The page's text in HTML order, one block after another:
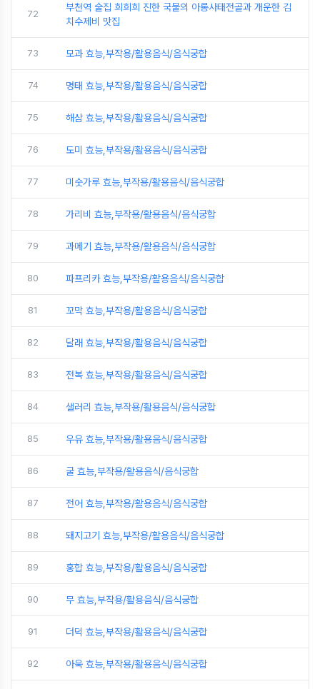
72
부천역 술집 희희희 진한 국물의 아롱사태전골과 개운한 김
치수제비 맛집
73 모과 효능,부작용/활용음식/음식궁합
74 명태 효능,부작용/활용음식/음식궁합
75 해삼 효능,부작용/활용음식/음식궁합
76 도미 효능,부작용/활용음식/음식궁합
77 미숫가루 효능,부작용/활용음식/음식궁합
78 가리비 효능,부작용/활용음식/음식궁합
79 과메기 효능,부작용/활용음식/음식궁합
80 파프리카 효능,부작용/활용음식/음식궁합
81 꼬막 효능,부작용/활용음식/음식궁합
82 달래 효능,부작용/활용음식/음식궁합
83 전복 효능,부작용/활용음식/음식궁합
84 샐러리 효능,부작용/활용음식/음식궁합
85 우유 효능,부작용/활용음식/음식궁합
86 굴 효능,부작용/활용음식/음식궁합
87 전어 효능,부작용/활용음식/음식궁합
88 돼지고기 효능,부작용/활용음식/음식궁합
89 홍합 효능,부작용/활용음식/음식궁합
90 무 효능,부작용/활용음식/음식궁합
91 더덕 효능,부작용/활용음식/음식궁합
92 아욱 효능,부작용/활용음식/음식궁합